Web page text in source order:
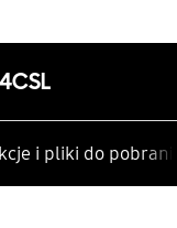
i pliki do